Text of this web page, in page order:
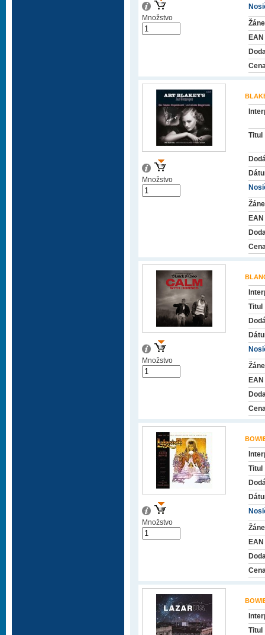
EAN
Množstvo
Titul
EAN
Množstvo
Titul
EAN
Množstvo
Titul
EAN
Množstvo
Titul